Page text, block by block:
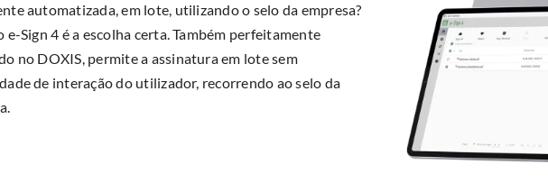
automatizada, em lote, utilizando o selo da empresa?
e-Sign 4 é a escolha certa. Também perfeitamente
no DOXIS, permite a assinatura em lote sem
de interação do utilizador, recorrendo ao selo da